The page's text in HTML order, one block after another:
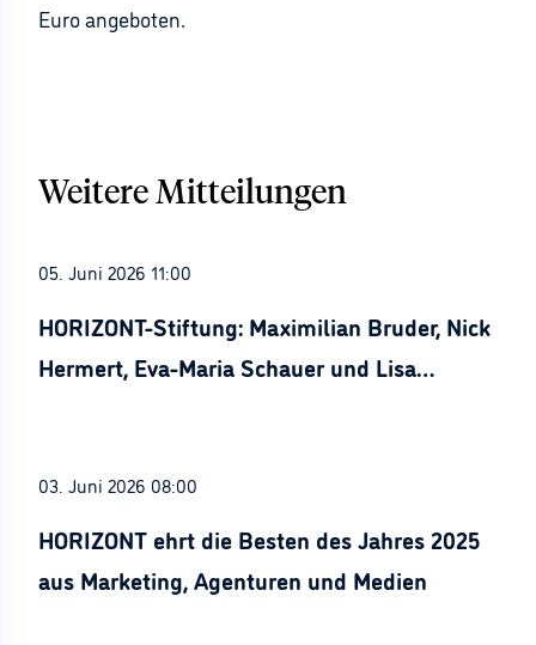
Euro angeboten.
Weitere Mitteilungen
05. Juni 2026 11:00
HORIZONT-Stiftung: Maximilian Bruder, Nick
Hermert, Eva-Maria Schauer und Lisa
03. Juni 2026 08:00
HORIZONT ehrt die Besten des Jahres 2025
aus Marketing, Agenturen und Medien